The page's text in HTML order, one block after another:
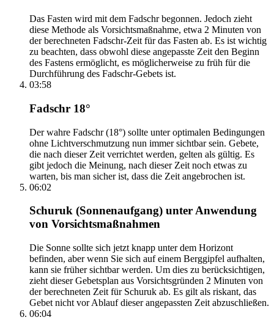
Das Fasten wird mit dem Fadschr begonnen. Jedoch zieht
diese Methode als Vorsichtsmaßnahme, etwa 2 Minuten von
der berechneten Fadschr-Zeit für das Fasten ab. Es ist wichtig
zu beachten, dass obwohl diese angepasste Zeit den Beginn
des Fastens ermöglicht, es möglicherweise zu früh für die
Durchführung des Fadschr-Gebets ist.
03:58
Fadschr 18°
Der wahre Fadschr (18°) sollte unter optimalen Bedingungen
ohne Lichtverschmutzung nun immer sichtbar sein. Gebete,
die nach dieser Zeit verrichtet werden, gelten als gültig. Es
gibt jedoch die Meinung, nach dieser Zeit noch etwas zu
warten, bis man sicher ist, dass die Zeit angebrochen ist.
06:02
Schuruk (Sonnenaufgang) unter Anwendung
von Vorsichtsmaßnahmen
Die Sonne sollte sich jetzt knapp unter dem Horizont
befinden, aber wenn Sie sich auf einem Berggipfel aufhalten,
kann sie früher sichtbar werden. Um dies zu berücksichtigen,
zieht dieser Gebetsplan aus Vorsichtsgründen 2 Minuten von
der berechneten Zeit für Schuruk ab. Es gilt als riskant, das
Gebet nicht vor Ablauf dieser angepassten Zeit abzuschließen.
06:04